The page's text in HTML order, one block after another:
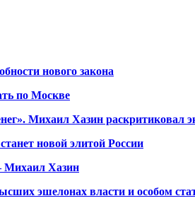
нового закона
по Москве
Михаил Хазин раскритиковал
новой элитой России
Михаил Хазин
эшелонах власти и особом